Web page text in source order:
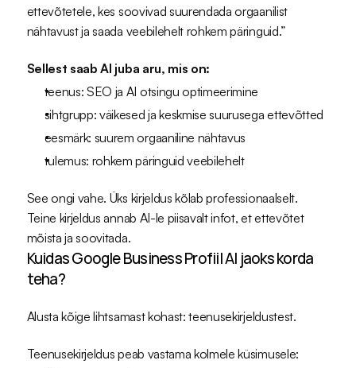
ettevõtetele, kes soovivad suurendada orgaanilist
nähtavust ja saada veebilehelt rohkem päringuid.”
Sellest saab AI juba aru, mis on:
teenus: SEO ja AI otsingu optimeerimine
sihtgrupp: väikesed ja keskmise suurusega ettevõtted
eesmärk: suurem orgaaniline nähtavus
tulemus: rohkem päringuid veebilehelt
See ongi vahe. Üks kirjeldus kõlab professionaalselt.
Teine kirjeldus annab AI-le piisavalt infot, et ettevõtet
mõista ja soovitada.
Kuidas Google Business Profiil AI jaoks korda
teha?
Alusta kõige lihtsamast kohast: teenusekirjeldustest.
Teenusekirjeldus peab vastama kolmele küsimusele: